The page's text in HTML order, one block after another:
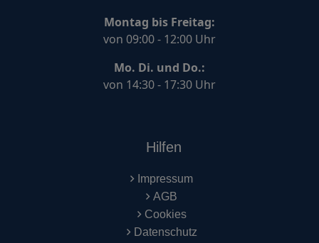
Montag bis Freitag:
von 09:00 - 12:00 Uhr
Mo. Di. und Do.:
von 14:30 - 17:30 Uhr
Hilfen
Impressum
AGB
Cookies
Datenschutz